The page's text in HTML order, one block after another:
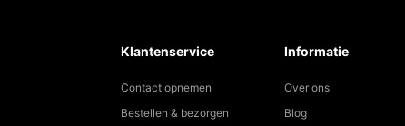
Klantenservice
Contact opnemen
Bestellen & bezorgen
Informatie
Over ons
Blog